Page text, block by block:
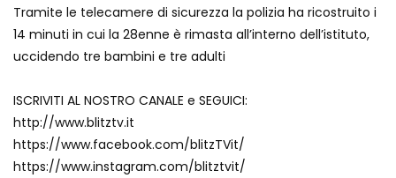
Record di baci in 30 secondi
Due navi USA si scontrano in mare
Tramite le telecamere di sicurezza la polizia ha ricostruito i
14 minuti in cui la 28enne è rimasta all’interno dell’istituto,
uccidendo tre bambini e tre adulti
ISCRIVITI AL NOSTRO CANALE e SEGUICI:
http://www.blitztv.it
https://www.facebook.com/blitzTVit/
https://www.instagram.com/blitztvit/